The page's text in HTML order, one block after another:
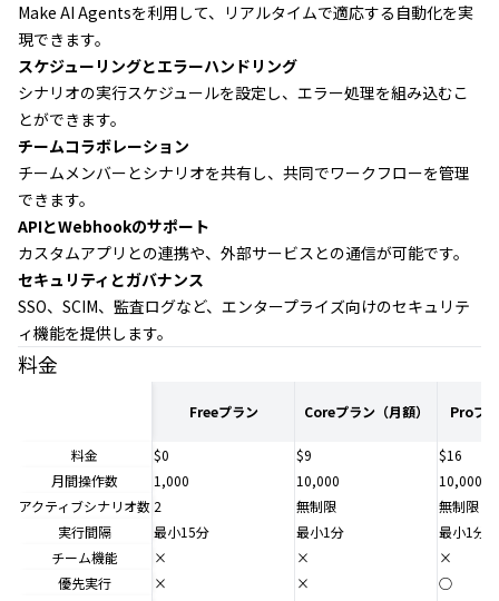
Make AI Agentsを利用して、リアルタイムで適応する自動化を実
現できます。
スケジューリングとエラーハンドリング
シナリオの実行スケジュールを設定し、エラー処理を組み込むこ
とができます。
チームコラボレーション
チームメンバーとシナリオを共有し、共同でワークフローを管理
できます。
APIとWebhookのサポート
カスタムアプリとの連携や、外部サービスとの通信が可能です。
セキュリティとガバナンス
SSO、SCIM、監査ログなど、エンタープライズ向けのセキュリテ
ィ機能を提供します。
料金
Freeプラン Coreプラン（月額） Proプ
料金 $0 $9
$16
月間操作数
1,000 10,000
10,000
アクティブシナリオ数 2 無制限
無制限
実行間隔
最小15分 最小1分
最小1分
チーム機能
× ×
×
優先実行
× ×
○